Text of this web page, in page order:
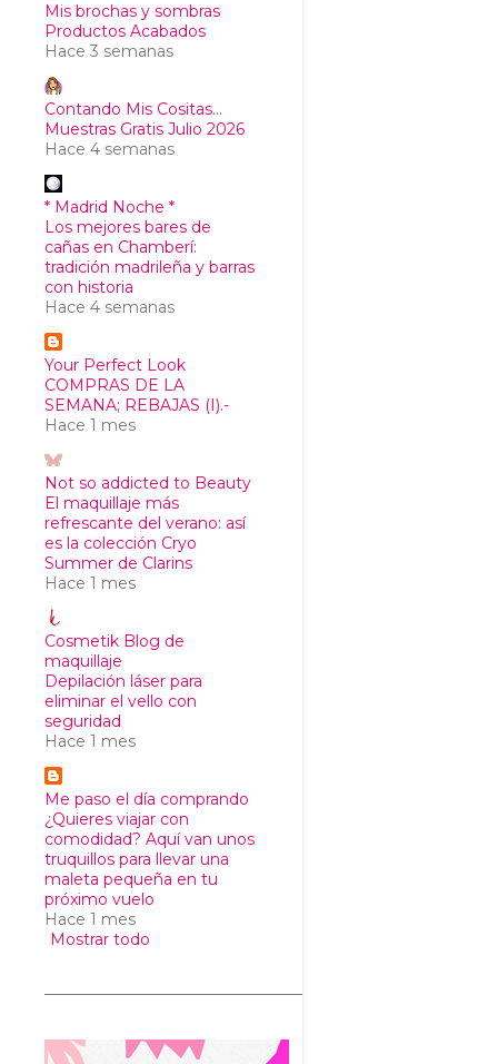
Mis brochas y sombras
Productos Acabados
Hace 3 semanas
Contando Mis Cositas...
Muestras Gratis Julio 2026
Hace 4 semanas
* Madrid Noche *
Los mejores bares de
cañas en Chamberí:
tradición madrileña y barras
con historia
Hace 4 semanas
Your Perfect Look
COMPRAS DE LA
SEMANA; REBAJAS (I).-
Hace 1 mes
Not so addicted to Beauty
El maquillaje más
refrescante del verano: así
es la colección Cryo
Summer de Clarins
Hace 1 mes
Cosmetik Blog de
maquillaje
Depilación láser para
eliminar el vello con
seguridad
Hace 1 mes
Me paso el día comprando
¿Quieres viajar con
comodidad? Aquí van unos
truquillos para llevar una
maleta pequeña en tu
próximo vuelo
Hace 1 mes
Mostrar todo